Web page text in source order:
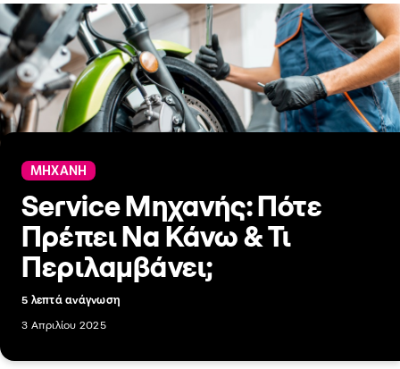
ΜΗΧΑΝΗ
Service Μηχανής: Πότε
Πρέπει Να Κάνω & Τι
Περιλαμβάνει;
5 λεπτά ανάγνωση
3 Απριλίου 2025